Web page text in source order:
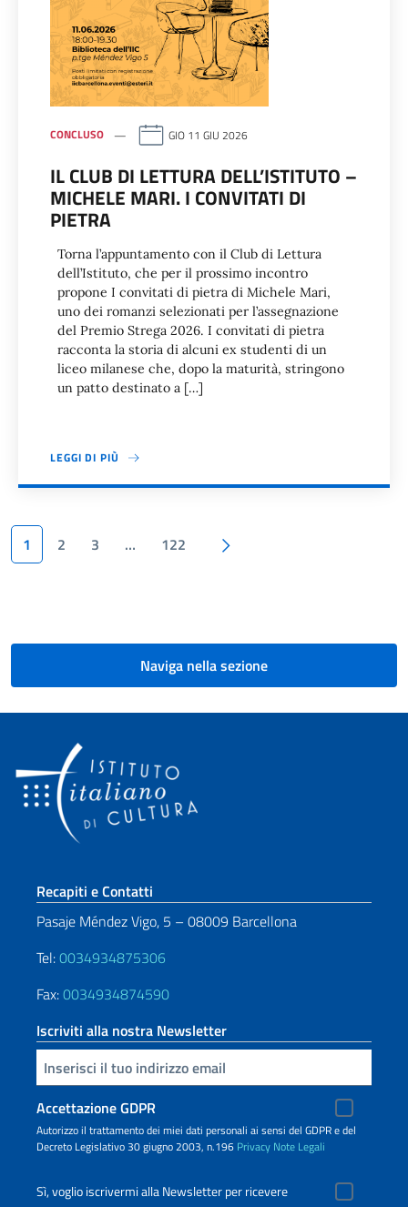
CONCLUSO GIO 11 GIU 2026
IL CLUB DI LETTURA DELL’ISTITUTO –
MICHELE MARI. I CONVITATI DI
PIETRA
Torna l’appuntamento con il Club di Lettura
dell’Istituto, che per il prossimo incontro
propone I convitati di pietra di Michele Mari,
uno dei romanzi selezionati per l’assegnazione
del Premio Strega 2026. I convitati di pietra
racconta la storia di alcuni ex studenti di un
liceo milanese che, dopo la maturità, stringono
un patto destinato a […]
LEGGI DI PIÙ
Paginazione
1 2 3 … 122
Naviga nella sezione
Sezione footer
Recapiti e Contatti
Pasaje Méndez Vigo, 5 – 08009 Barcellona
Tel:0034934875306
Fax:0034934874590
Iscriviti alla nostra Newsletter
Inserisci la tua email
Accettazione GDPR
Autorizzo il trattamento dei miei dati personali ai sensi del GDPR e del
Decreto Legislativo 30 giugno 2003, n.196 Privacy Note Legali
Sì, voglio iscrivermi alla Newsletter per ricevere